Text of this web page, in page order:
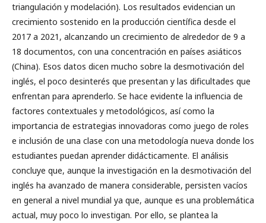
triangulación y modelación). Los resultados evidencian un
crecimiento sostenido en la producción científica desde el
2017 a 2021, alcanzando un crecimiento de alrededor de 9 a
18 documentos, con una concentración en países asiáticos
(China). Esos datos dicen mucho sobre la desmotivación del
inglés, el poco desinterés que presentan y las dificultades que
enfrentan para aprenderlo. Se hace evidente la influencia de
factores contextuales y metodológicos, así como la
importancia de estrategias innovadoras como juego de roles
e inclusión de una clase con una metodología nueva donde los
estudiantes puedan aprender didácticamente. El análisis
concluye que, aunque la investigación en la desmotivación del
inglés ha avanzado de manera considerable, persisten vacíos
en general a nivel mundial ya que, aunque es una problemática
actual, muy poco lo investigan. Por ello, se plantea la